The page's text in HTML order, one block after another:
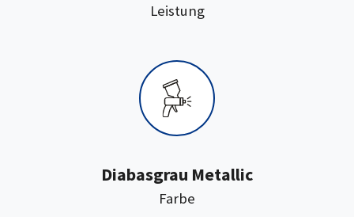
Leistung:
Farbe
Diabasgrau Metallic